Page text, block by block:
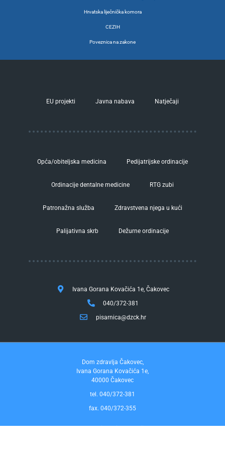
Hrvatska liječnička komora
CEZIH
Poveznica na zakone
EU projekti Javna nabava Natječaji
Opća/obiteljska medicina Pedijatrijske ordinacije
Ordinacije dentalne medicine RTG zubi
Patronažna služba Zdravstvena njega u kući
Palijativna skrb Dežurne ordinacije
Ivana Gorana Kovačića 1e, Čakovec
040/372-381
pisarnica@dzck.hr
Dom zdravlja Čakovec,
Ivana Gorana Kovačića 1e,
40000 Čakovec
tel. 040/372-381
fax. 040/372-355
Pravo na pristup informacijama